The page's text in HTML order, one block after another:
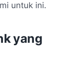
untuk ini.
yang